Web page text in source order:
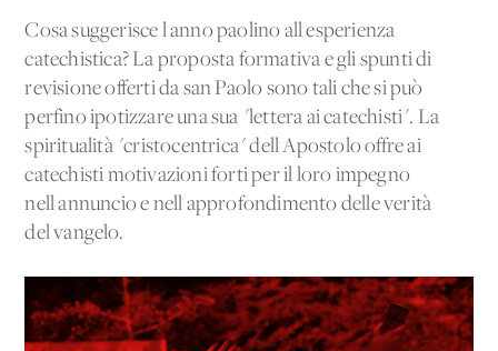
Cosa suggerisce l'anno paolino all'esperienza
catechistica? La proposta formativa e gli spunti di
revisione offerti da san Paolo sono tali che si può
perfino ipotizzare una sua "lettera ai catechisti". La
spiritualità "cristocentrica" dell'Apostolo offre ai
catechisti motivazioni forti per il loro impegno
nell'annuncio e nell'approfondimento delle verità
del vangelo.